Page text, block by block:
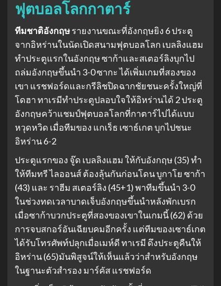
ฟุตบอลโลกกาตาร์
ทีมชาติอังกฤษรายงานขณะที่อังกฤษยิง 6 ประตู
จากอิหร่านในนัดเปิดสนามฟุตบอลโลก เบลลิงแฮม
ทําประตูแรกในอังกฤษ ซาก้าและสเตอร์ลิงบุกไป
ถล่มอังกฤษขึ้นนํา 3-0 ซากะ ได้เพิ่มเกมที่สองของ
เขา แรชฟอร์ดและกรีลิชปิดฉากชัยชนะครั้งใหญ่ที่
โดฮา ทาเรมีทําประตูปลอบใจให้อิหร่านได้ 2 ประตู
อังกฤษคว้าแชมป์ฟุตบอลโลกที่กาตาร์ไปได้แบบ
หวุดหวิด เมื่อทีมของ แกเร็ธ เซาธ์เกต บุกไปชนะ
อิหร่าน 6-2
ประตูแรกของ จู๊ด เบลลิงแฮม ให้กับอังกฤษ (35) ทํา
ให้ทีมทรี ไลออนส์ ต้องลุ้นกันก่อนโดน บูกาโย ซาก้า
(43) และ ราฮีม สเตอร์ลิง (45+1) พาทีมขึ้นนํา 3-0
ในช่วงทดเวลาบาดเจ็บอังกฤษขึ้นนําหลังพักเบรก
เมื่อซาก้าบวกประตูที่สองของเขาในเกมนี้ (62) ด้วย
การจบสกอร์อันเฉียบคมอีกครั้ง แต่ทีมของเซาธ์เกต
ได้รับโทรศัพท์ปลุกเมื่อเมห์ดี ทาเรมี ดึงประตูคืนให้
อิหร่าน (65)มันพิสูจน์ให้เห็นแล้วว่าสําหรับอังกฤษ
ในฐานะตัวสํารอง มาร์คัส แรชฟอร์ด